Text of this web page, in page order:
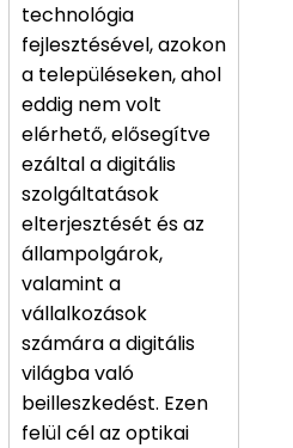
technológia
fejlesztésével, azokon
a településeken, ahol
eddig nem volt
elérhető, elősegítve
ezáltal a digitális
szolgáltatások
elterjesztését és az
állampolgárok,
valamint a
vállalkozások
számára a digitális
világba való
beilleszkedést. Ezen
felül cél az optikai